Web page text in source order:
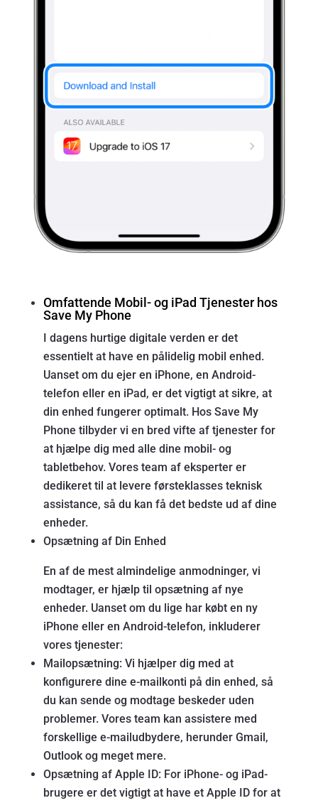
Omfattende Mobil- og iPad Tjenester hos
Save My Phone
I dagens hurtige digitale verden er det
essentielt at have en pålidelig mobil enhed.
Uanset om du ejer en iPhone, en Android-
telefon eller en iPad, er det vigtigt at sikre, at
din enhed fungerer optimalt. Hos Save My
Phone tilbyder vi en bred vifte af tjenester for
at hjælpe dig med alle dine mobil- og
tabletbehov. Vores team af eksperter er
dedikeret til at levere førsteklasses teknisk
assistance, så du kan få det bedste ud af dine
enheder.
Opsætning af Din Enhed
En af de mest almindelige anmodninger, vi
modtager, er hjælp til opsætning af nye
enheder. Uanset om du lige har købt en ny
iPhone eller en Android-telefon, inkluderer
vores tjenester:
Mailopsætning: Vi hjælper dig med at
konfigurere dine e-mailkonti på din enhed, så
du kan sende og modtage beskeder uden
problemer. Vores team kan assistere med
forskellige e-mailudbydere, herunder Gmail,
Outlook og meget mere.
Opsætning af Apple ID: For iPhone- og iPad-
brugere er det vigtigt at have et Apple ID for at